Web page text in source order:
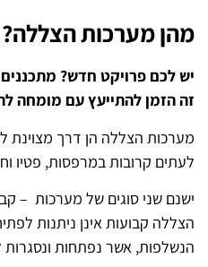
מהן מערכות הצללה?
יש לכם פרויקט חדש?
זה הזמן להתייעץ עם מומחה
מערכות הצללה הן דרך
לעתים קרובות במרפסות, פטיו
ישנם שני סוגים של מערכות –
הצללה קבועות אינן ניתנות
הנשלפות, אשר נפתחות ונסגרות